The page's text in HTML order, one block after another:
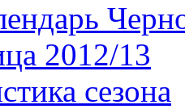
2012/13
сезона